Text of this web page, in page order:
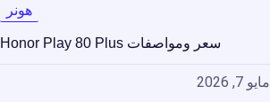
هونر
سعر ومواصفات Honor Play 80 Plus
مايو 7, 2026